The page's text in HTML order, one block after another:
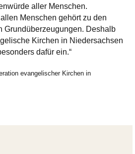
aller Menschen.
Menschen gehört zu den
Grundüberzeugungen. Deshalb
Kirchen in Niedersachsen
dafür ein.“
evangelischer Kirchen in